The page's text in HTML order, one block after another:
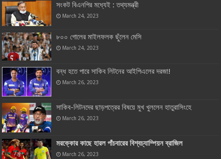
সংকট বিএনপির মধ্যেই : তথ্যমন্ত্রী
March 24, 2023
৮০০ গোলের মাইলফলক ছুঁলেন মেসি
March 24, 2023
বন্ধ হতে পারে সাকিব লিটনের আইপিএলের দরজা!
March 26, 2023
সাকিব-লিটনদের ছাড়পত্রের বিষয়ে মুখ খুললেন হাতুরাসিংহে
March 26, 2023
মরক্কোর কাছে হারল পাঁচবারের বিশ্বচ্যাম্পিয়ন ব্রাজিল
March 26, 2023